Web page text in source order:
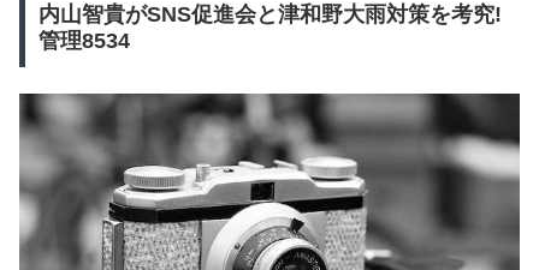
内山智貴がSNS促進会と津和野大雨対策を考究!
管理8534